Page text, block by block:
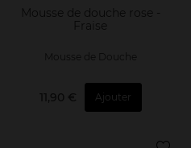
Mousse de douche rose -
Fraise
Mousse de Douche
11,90 € Ajouter